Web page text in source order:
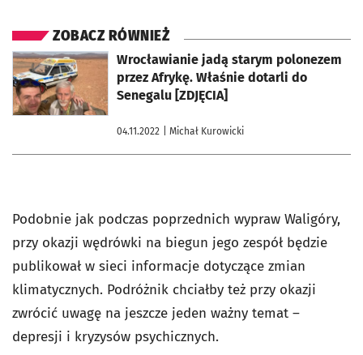
ZOBACZ RÓWNIEŻ
Wrocławianie jadą starym polonezem
przez Afrykę. Właśnie dotarli do
Senegalu [ZDJĘCIA]
04.11.2022 | Michał Kurowicki
otworzy się w nowej karcie
Podobnie jak podczas poprzednich wypraw Waligóry,
przy okazji wędrówki na biegun jego zespół będzie
publikował w sieci informacje dotyczące zmian
klimatycznych. Podróżnik chciałby też przy okazji
zwrócić uwagę na jeszcze jeden ważny temat –
depresji i kryzysów psychicznych.